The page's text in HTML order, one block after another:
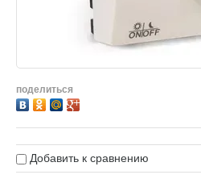
поделиться
Добавить к сравнению